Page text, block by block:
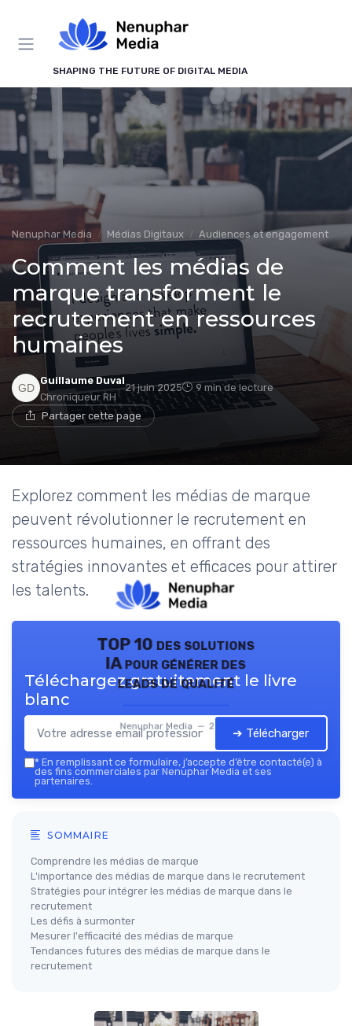
SHAPING THE FUTURE OF DIGITAL MEDIA
Nenuphar Media Médias Digitaux Audiences et engagement
Comment les médias de
marque transforment le
recrutement en ressources
humaines
Guillaume Duval
Chroniqueur RH
21 juin 2025 9 min de lecture
Partager cette page
Explorez comment les médias de marque
peuvent révolutionner le recrutement en
ressources humaines, en offrant des
stratégies innovantes et efficaces pour attirer
les talents.
TOP 10 des solutions
IA pour générer des
leads de qualité
Nenuphar Media — 2026
Téléchargez gratuitement le livre
blanc
➔ Télécharger
* En remplissant ce formulaire, j’accepte d’être contacté(e) à
des fins commerciales par Nenuphar Media et ses
partenaires.
SOMMAIRE
Comprendre les médias de marque
L'importance des médias de marque dans le recrutement
Stratégies pour intégrer les médias de marque dans le
recrutement
Les défis à surmonter
Mesurer l'efficacité des médias de marque
Tendances futures des médias de marque dans le
recrutement